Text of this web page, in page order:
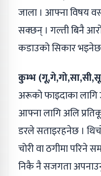
जाला । आफ्ना विषय
सक्छन् । गल्ती बिनै
कडाउको सिकार
कुम्भ
अरूको फाइदाका
आफ्ना लागि अलि
डरले सताइरहनेछ ।
चोरी वा ठगीमा परिने
निकै नै सजगता